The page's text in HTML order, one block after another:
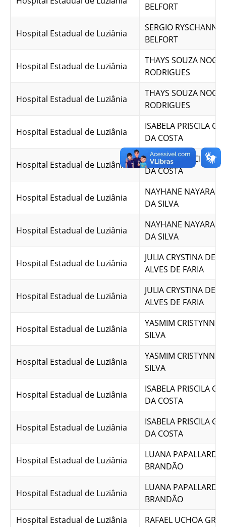
BELFORT
Hospital Estadual de Luziânia
SERGIO RYSCHANNK
BELFORT
Hospital Estadual de Luziânia
THAYS SOUZA
RODRIGUES
Hospital Estadual de Luziânia
THAYS SOUZA
RODRIGUES
Hospital Estadual de Luziânia
ISABELA PRISCILA
DA COSTA
Hospital Estadual de Luziânia
ISABELA PRISCILA
DA COSTA
Hospital Estadual de Luziânia
NAYHANE NAYARA
DA SILVA
Hospital Estadual de Luziânia
NAYHANE NAYARA
DA SILVA
Hospital Estadual de Luziânia
JULIA CRYSTINA DE
ALVES DE FARIA
Hospital Estadual de Luziânia
JULIA CRYSTINA DE
ALVES DE FARIA
Hospital Estadual de Luziânia
YASMIM CRISTYNNE
SILVA
Hospital Estadual de Luziânia
YASMIM CRISTYNNE
SILVA
Hospital Estadual de Luziânia
ISABELA PRISCILA
DA COSTA
Hospital Estadual de Luziânia
ISABELA PRISCILA
DA COSTA
Hospital Estadual de Luziânia
LUANA PAPALLARDO
BRANDÃO
Hospital Estadual de Luziânia
LUANA PAPALLARDO
BRANDÃO
Hospital Estadual de Luziânia
RAFAEL UCHOA